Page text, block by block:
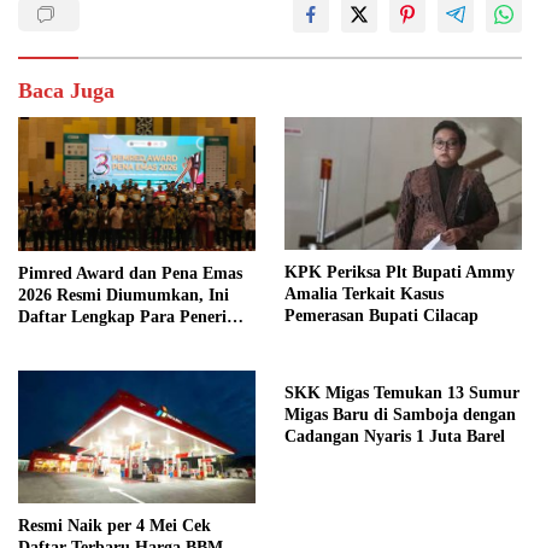
Baca Juga
Pimred Award dan Pena Emas
2026 Resmi Diumumkan, Ini
Daftar Lengkap Para Penerima
KPK Periksa Plt Bupati Ammy
Amalia Terkait Kasus
Pemerasan Bupati Cilacap
Resmi Naik per 4 Mei Cek
SKK Migas Temukan 13 Sumur
Migas Baru di Samboja dengan
Cadangan Nyaris 1 Juta Barel